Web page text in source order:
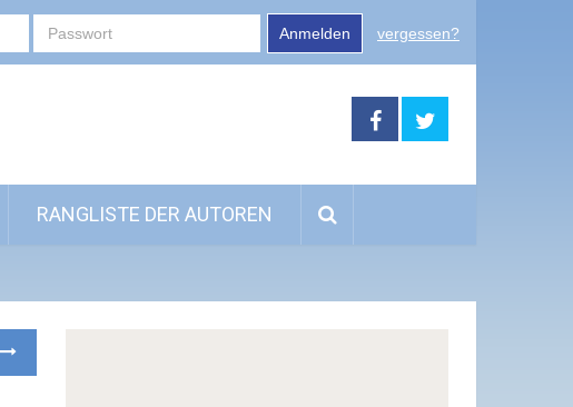
Anmelden vergessen?
RANGLISTE DER AUTOREN